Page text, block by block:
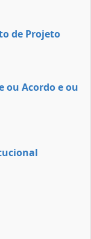
de Projeto
ou Acordo e ou